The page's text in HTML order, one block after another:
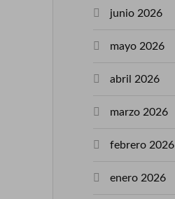
junio 2026
mayo 2026
abril 2026
marzo 2026
febrero 2026
enero 2026